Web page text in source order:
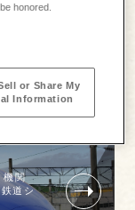
業を
機関
道シ
honored.
or Share My
Information